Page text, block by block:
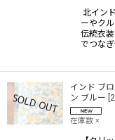
北イン
ーやク
伝統衣
でつな
インド ブ
ン ブルー
在庫数 ×